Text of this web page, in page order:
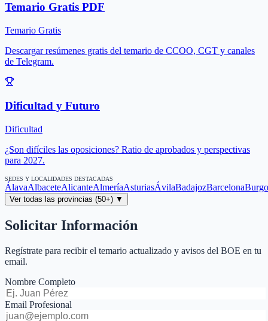
Temario Gratis PDF
Temario Gratis
Descargar resúmenes gratis del temario de CCOO, CGT y canales
de Telegram.
Dificultad y Futuro
Dificultad
¿Son difíciles las oposiciones? Ratio de aprobados y perspectivas
para 2027.
SEDES Y LOCALIDADES DESTACADAS
ÁlavaAlbaceteAlicanteAlmeríaAsturiasÁvilaBadajozBarcelona
Ver todas las provincias (50+) ▼
Solicitar Información
Regístrate para recibir el temario actualizado y avisos del BOE en tu
email.
Nombre Completo
Email Profesional